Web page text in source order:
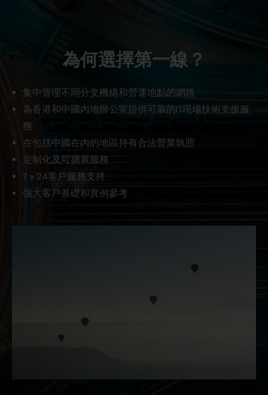
為何選擇第一線？
集中管理不同分支機構和營運地點的網路
為香港和中國內地辦公室提供可靠的IT現場技術支援服
務
在包括中國在內的地區持有合法營業執照
定制化及可擴展服務
7 x 24客戶服務支持
強大客戶基礎和實例參考